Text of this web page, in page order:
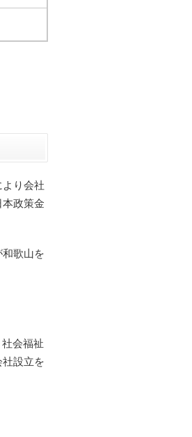
り会社
政策金
歌山を
会福祉
設立を